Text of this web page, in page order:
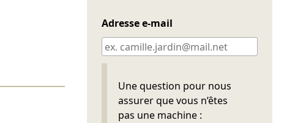
Adresse e-mail
Une question pour nous
assurer que vous n’êtes
pas une machine :
Ne pas remplir